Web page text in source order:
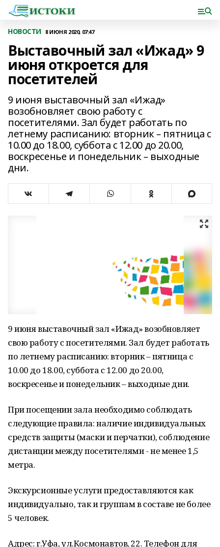
НОВОСТИ 8 ИЮНЯ 2020, 07:47
Выставочный зал «Ижад» 9
июня откроется для
посетителей
9 июня выставочный зал «Ижад»
возобновляет свою работу с
посетителями. Зал будет работать по
летнему расписанию: вторник – пятница с
10.00 до 18.00, суббота с 12.00 до 20.00,
воскресенье и понедельник – выходные
дни.
9 июня выставочный зал «Ижад» возобновляет
свою работу с посетителями. Зал будет работать
по летнему расписанию: вторник – пятница с
10.00 до 18.00, суббота с 12.00 до 20.00,
воскресенье и понедельник – выходные дни.
При посещении зала необходимо соблюдать
следующие правила: наличие индивидуальных
средств защиты (маски и перчатки), соблюдение
дистанции между посетителями - не менее 1,5
метра.
Экскурсионные услуги предоставляются как
индивидуально, так и группам в составе не более
5 человек.
Адрес: г.Уфа, ул.Космонавтов, 22. Телефон для